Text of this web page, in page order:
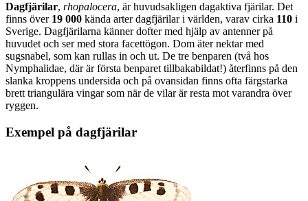
Dagfjärilar, rhopalocera, är huvudsakligen dagaktiva fjärilar. Det
finns över 19 000 kända arter dagfjärilar i världen, varav cirka 110 i
Sverige. Dagfjärilarna känner dofter med hjälp av antenner på
huvudet och ser med stora facettögon. Dom äter nektar med
sugsnabel, som kan rullas in och ut. De tre benparen (två hos
Nymphalidae, där är första benparet tillbakabildat!) återfinns på den
slanka kroppens undersida och på ovansidan finns ofta färgstarka
brett triangulära vingar som när de vilar är resta mot varandra över
ryggen.
Exempel på dagfjärilar